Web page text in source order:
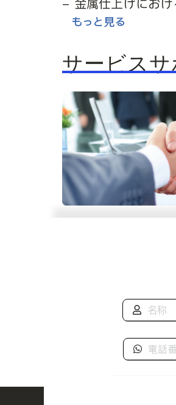
もっと見る
サービスサ